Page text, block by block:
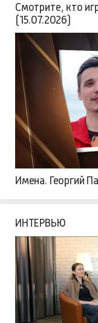
Смотрите, кто
(15.07.2026)
Имена. Георгий
ИНТЕРВЬЮ